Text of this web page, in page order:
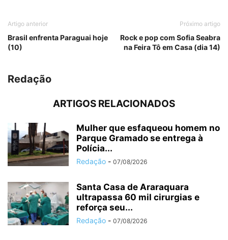
Artigo anterior
Brasil enfrenta Paraguai hoje
(10)
Próximo artigo
Rock e pop com Sofia Seabra
na Feira Tô em Casa (dia 14)
Redação
ARTIGOS RELACIONADOS
Mulher que esfaqueou homem no
Parque Gramado se entrega à
Polícia...
Redação - 07/08/2026
Santa Casa de Araraquara
ultrapassa 60 mil cirurgias e
reforça seu...
Redação - 07/08/2026